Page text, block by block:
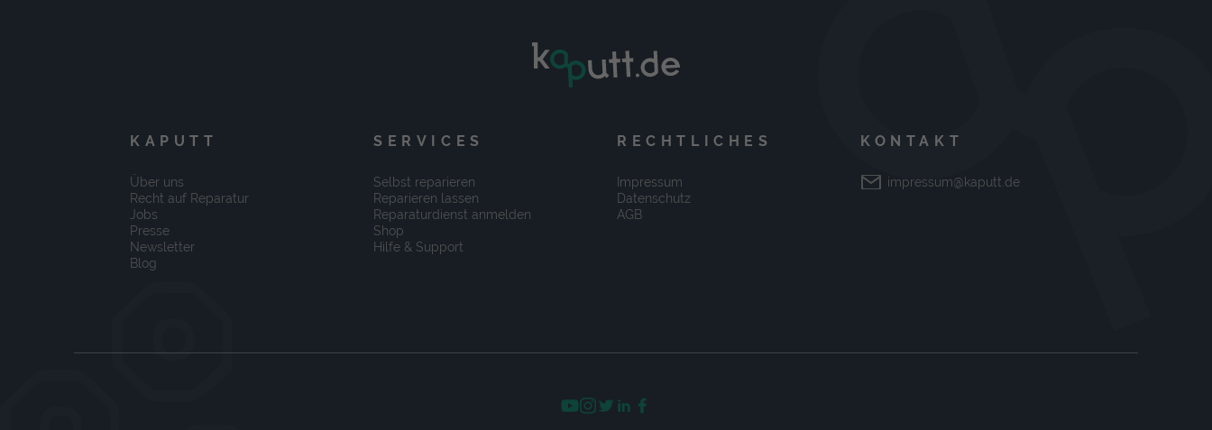
KAPUTT
Über uns
Recht auf Reparatur
Jobs
Presse
Newsletter
Blog
SERVICES
Selbst reparieren
Reparieren lassen
Reparaturdienst anmelden
Shop
Hilfe & Support
RECHTLICHES
Impressum
Datenschutz
AGB
KONTAKT
impressum@kaputt.de